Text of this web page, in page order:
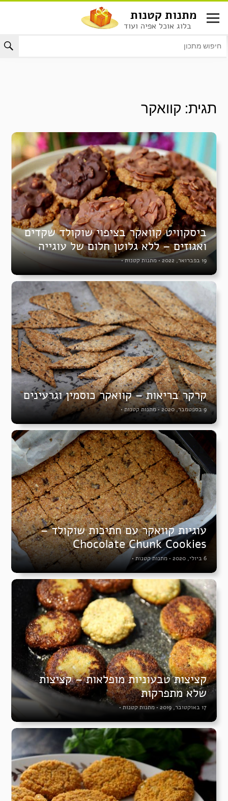
לתוכן
מתנות קטנות
בלוג אוכל אפיה ועוד
תגית: קוואקר
ביסקוויט קוואקר בציפוי שוקולד שקדים
ואגוזים – ללא גלוטן חלום של עוגייה
19 בפברואר, 2022 •מתנות קטנות•
קרקר בריאות – קוואקר כוסמין וגרעינים
9 בספטמבר, 2020 •מתנות קטנות •
עוגיות קוואקר עם חתיכות שוקולד –
Chocolate Chunk Cookies
6 ביולי, 2020 • מתנות קטנות•
קציצות טבעוניות מופלאות – קציצות
שלא מתפרקות
17 באוקטובר, 2019 • מתנות קטנות •